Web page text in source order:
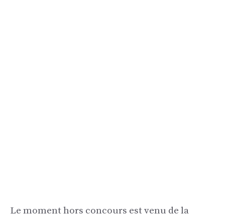
Le moment hors concours est venu de la